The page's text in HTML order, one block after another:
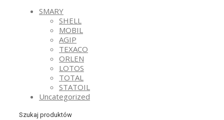
SMARY
SHELL
MOBIL
AGIP
TEXACO
ORLEN
LOTOS
TOTAL
STATOIL
Uncategorized
Szukaj produktów